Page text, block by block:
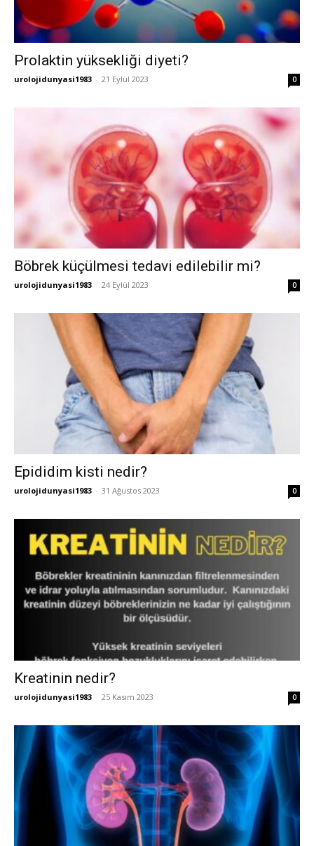
Prolaktin yüksekliği diyeti?
urolojidunyasi1983 - 21 Eylül 2023 0
Böbrek küçülmesi tedavi edilebilir mi?
urolojidunyasi1983 - 24 Eylül 2023 0
Epididim kisti nedir?
urolojidunyasi1983 - 31 Ağustos 2023 0
Kreatinin nedir?
urolojidunyasi1983 - 25 Kasım 2023 0